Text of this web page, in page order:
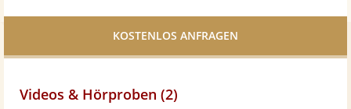
Facebook
Videos & Hörproben (2)